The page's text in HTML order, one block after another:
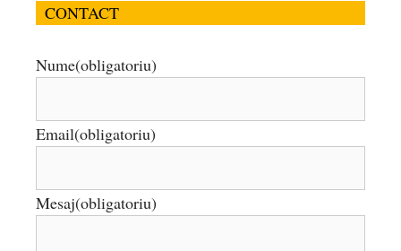
CONTACT
Nume(obligatoriu)
Email(obligatoriu)
Mesaj(obligatoriu)